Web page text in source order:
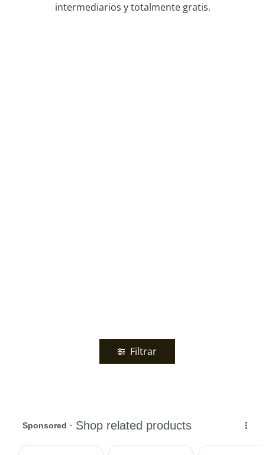
intermediarios y totalmente gratis.
Filtrar